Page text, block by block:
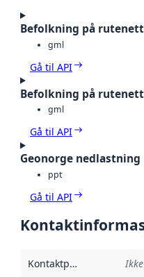
Befolkning på rutenett
gml
Gå til API
Befolkning på
gml
Gå til API
Geonorge nedlastning
ppt
Gå til API
Kontaktpunkt